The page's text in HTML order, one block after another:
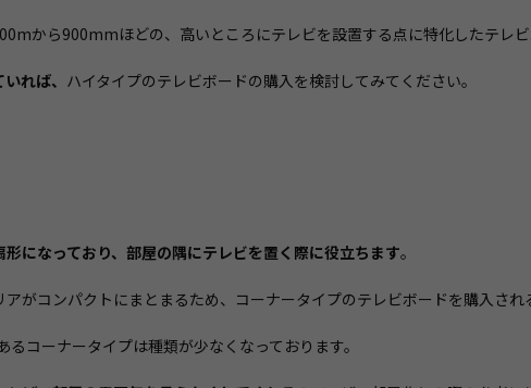
から900mmほどの、高いところにテレビを設置する点に特化したテレ
れば、 ハイタイプのテレビボードの購入を検討してみてください。
形になっており、部屋の隅にテレビを置く際に役立ちます。
がコンパクトにまとまるため、コーナータイプのテレビボードを購入され
コーナータイプは種類が少なくなっております。